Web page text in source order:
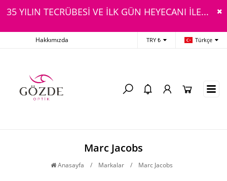
35 YILIN TECRÜBESİ VE İLK GÜN HEYECANI İLE...
Hakkımızda TRY ₺ Türkçe
Marc Jacobs
Anasayfa / Markalar / Marc Jacobs